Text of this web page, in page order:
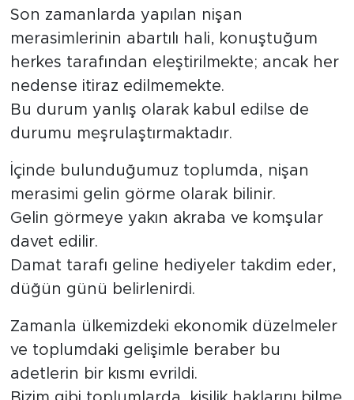
Son zamanlarda yapılan nişan
merasimlerinin abartılı hali, konuştuğum
herkes tarafından eleştirilmekte; ancak her
nedense itiraz edilmemekte.
Bu durum yanlış olarak kabul edilse de
durumu meşrulaştırmaktadır.
İçinde bulunduğumuz toplumda, nişan
merasimi gelin görme olarak bilinir.
Gelin görmeye yakın akraba ve komşular
davet edilir.
Damat tarafı geline hediyeler takdim eder,
düğün günü belirlenirdi.
Zamanla ülkemizdeki ekonomik düzelmeler
ve toplumdaki gelişimle beraber bu
adetlerin bir kısmı evrildi.